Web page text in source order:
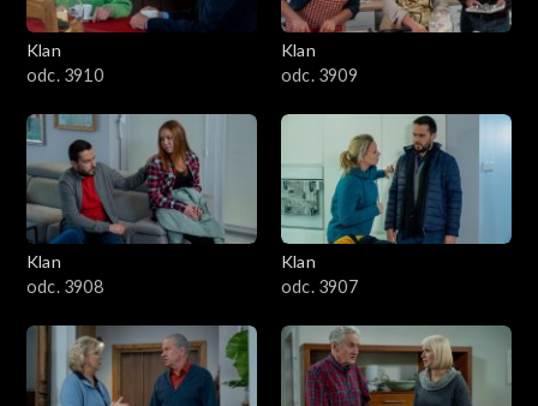
Klan
odc. 3910
Klan
odc. 3909
Klan
odc. 3908
Klan
odc. 3907